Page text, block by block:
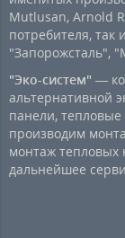
Mutlusan, Arnold
потребителя,
"Запорожсталь",
"Эко-систем" —
альтернативной
панели, тепловые
производим
монтаж тепловых
дальнейшее